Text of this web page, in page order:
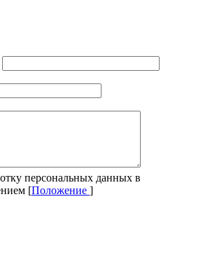
персональных данных в
[Положение ]